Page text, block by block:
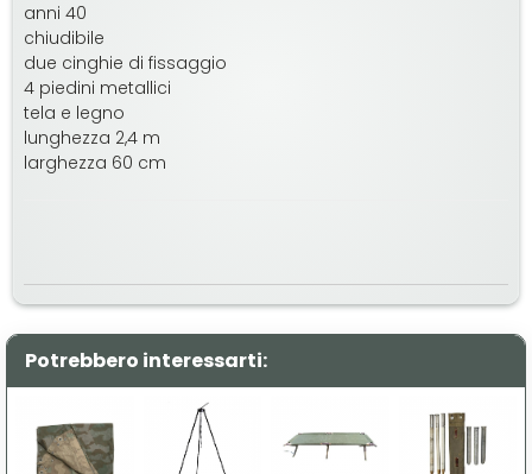
anni 40
chiudibile
due cinghie di fissaggio
4 piedini metallici
tela e legno
lunghezza 2,4 m
larghezza 60 cm
Potrebbero interessarti: